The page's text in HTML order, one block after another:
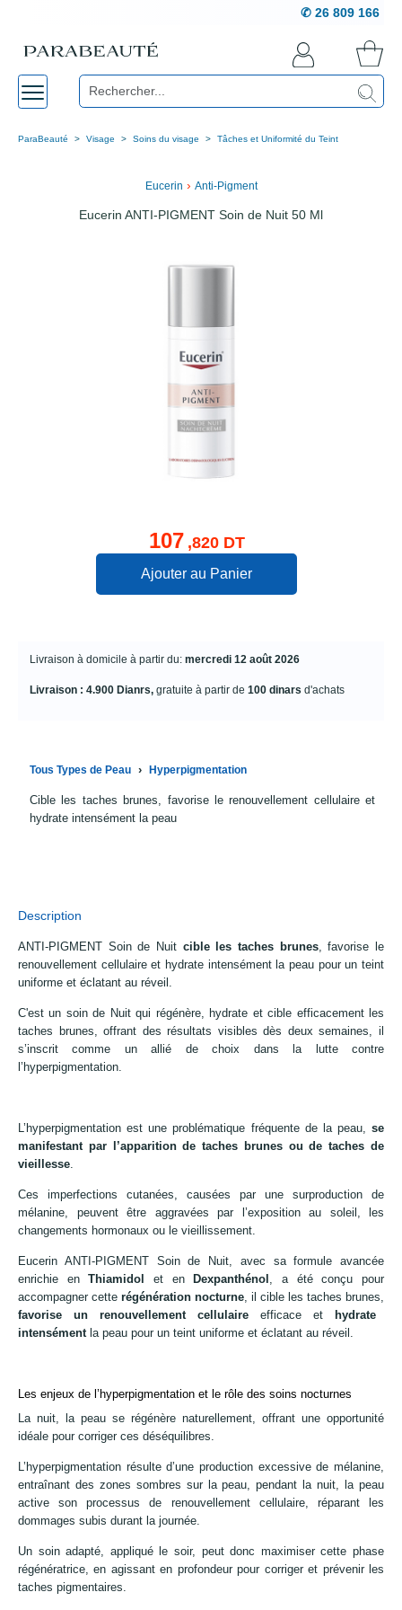
✆ 26 809 166
ParaBeauté Visage Soins du visage Tâches et Uniformité du Teint
Eucerin › Anti-Pigment
Eucerin ANTI-PIGMENT Soin de Nuit 50 Ml
107 ,820 DT
Ajouter au Panier
Livraison à domicile à partir du: mercredi 12 août 2026
Livraison : 4.900 Dianrs, gratuite à partir de 100 dinars d'achats
Tous Types de Peau › Hyperpigmentation
Cible les taches brunes, favorise le renouvellement cellulaire et
hydrate intensément la peau
Description
ANTI-PIGMENT Soin de Nuit cible les taches brunes, favorise le
renouvellement cellulaire et hydrate intensément la peau pour un teint
uniforme et éclatant au réveil.
C'est un soin de Nuit qui régénère, hydrate et cible efficacement les
taches brunes, offrant des résultats visibles dès deux semaines, il
s’inscrit comme un allié de choix dans la lutte contre
l’hyperpigmentation.
L’hyperpigmentation est une problématique fréquente de la peau, se
manifestant par l’apparition de taches brunes ou de taches de
vieillesse.
Ces imperfections cutanées, causées par une surproduction de
mélanine, peuvent être aggravées par l’exposition au soleil, les
changements hormonaux ou le vieillissement.
Eucerin ANTI-PIGMENT Soin de Nuit, avec sa formule avancée
enrichie enThiamidol et en Dexpanthénol , a été conçu pour
accompagner cette régénération nocturne, il cible les taches brunes,
favorise un renouvellement cellulaire efficace et
hydrate
intensémentla peau pour un teint uniforme et éclatant au réveil.
Les enjeux de l’hyperpigmentation et le rôle des soins nocturnes
La nuit, la peau se régénère naturellement, offrant une opportunité
idéale pour corriger ces déséquilibres.
L’hyperpigmentation résulte d’une production excessive de mélanine,
entraînant des zones sombres sur la peau, pendant la nuit, la peau
active son processus de renouvellement cellulaire, réparant les
dommages subis durant la journée.
Un soin adapté, appliqué le soir, peut donc maximiser cette phase
régénératrice, en agissant en profondeur pour corriger et prévenir les
taches pigmentaires.